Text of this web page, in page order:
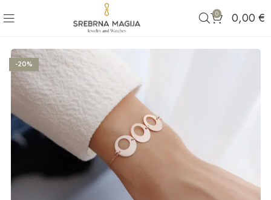
0 0,00 €
-20%